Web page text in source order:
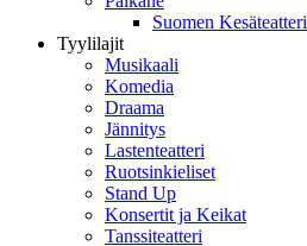
Suomen Kesäteatteri
Tyylilajit
Musikaali
Komedia
Draama
Jännitys
Lastenteatteri
Ruotsinkieliset
Stand Up
Konsertit ja Keikat
Tanssiteatteri